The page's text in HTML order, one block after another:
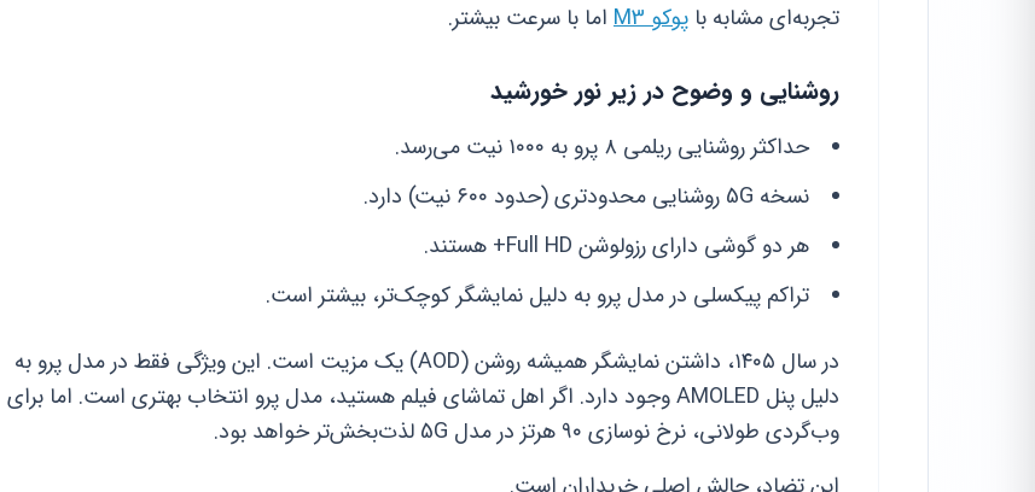
تجربه‌ای مشابه با پوکو M3 اما با سرعت بیشتر.
روشنایی و وضوح در زیر نور خورشید
حداکثر روشنایی ریلمی ۸ پرو به ۱۰۰۰ نیت می‌رسد.
نسخه 5G روشنایی محدودتری (حدود ۶۰۰ نیت) دارد.
هر دو گوشی دارای رزولوشن Full HD+ هستند.
تراکم پیکسلی در مدل پرو به دلیل نمایشگر کوچک‌تر، بیشتر است.
در سال ۱۴۰۵، داشتن نمایشگر همیشه روشن (AOD) یک مزیت است. این ویژگی فقط در مدل پرو به
دلیل پنل AMOLED وجود دارد. اگر اهل تماشای فیلم هستید، مدل پرو انتخاب بهتری است. اما برای
وب‌گردی طولانی، نرخ نوسازی ۹۰ هرتز در مدل 5G لذت‌بخش‌تر خواهد بود.